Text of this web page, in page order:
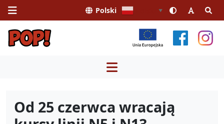
Polski ▼
treści
Od 25 czerwca wracają